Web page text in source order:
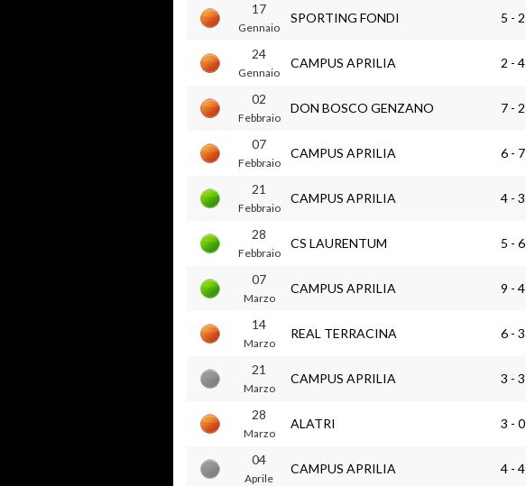
17
Gennaio
SPORTING FONDI 5 - 2
24
Gennaio
CAMPUS APRILIA 2 - 4
02
Febbraio
DON BOSCO GENZANO 7 - 2
07
Febbraio
CAMPUS APRILIA 6 - 7
21
Febbraio
CAMPUS APRILIA 4 - 3
28
Febbraio
CS LAURENTUM 5 - 6
07
Marzo
CAMPUS APRILIA 9 - 4
14
Marzo
REAL TERRACINA 6 - 3
21
Marzo
CAMPUS APRILIA 3 - 3
28
Marzo
ALATRI 3 - 0
04
Aprile
CAMPUS APRILIA 4 - 4